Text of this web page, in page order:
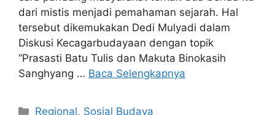
dari mistis menjadi pemahaman sejarah. Hal
tersebut dikemukakan Dedi Mulyadi dalam
Diskusi Kecagarbudayaan dengan topik
“Prasasti Batu Tulis dan Makuta Binokasih
Sanghyang … Baca Selengkapnya
Kategori
Regional, Sosial Budaya